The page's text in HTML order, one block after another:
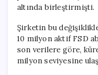
altında birleştirmişti.
Şirketin bu
10 milyon aktif FSD
son verilere göre,
milyon seviyesine